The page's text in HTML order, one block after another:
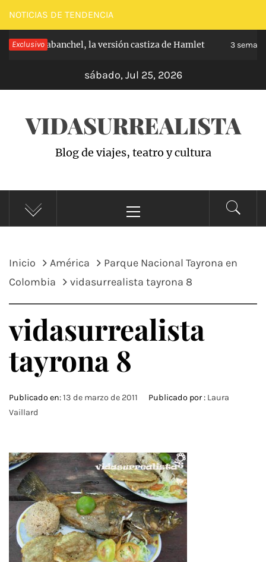
Saltar
al
contenido
NOTICIAS DE TENDENCIA
Exclusivo
de Carabanchel, la versión castiza de Hamlet 3
sábado, Jul 25, 2026
VIDASURREALISTA
Blog de viajes, teatro y cultura
principal
Inicio América
Parque Nacional Tayrona en
Colombia
vidasurrealista tayrona 8
vidasurrealista
tayrona 8
Publicado en:13 de marzo de 2011 Publicado por : Laura
Vaillard